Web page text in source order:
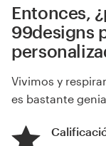
Entonces,
99designs
Vivimos y
es bastante